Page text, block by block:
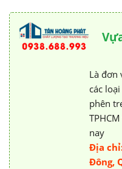
Là đơn
các
phên
nay
Địa
Đông,